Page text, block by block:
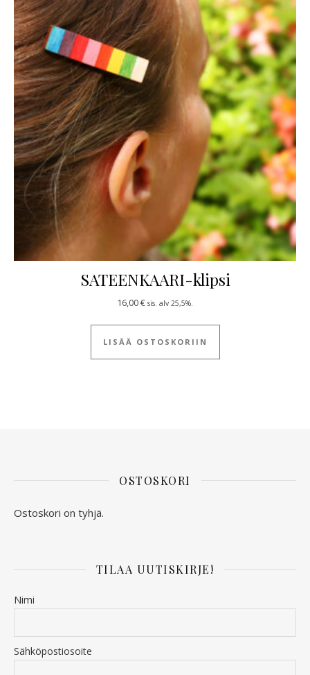
SATEENKAARI-klipsi
16,00€ sis. alv 25,5%.
LISÄÄ OSTOSKORIIN
OSTOSKORI
Ostoskori on tyhjä.
TILAA UUTISKIRJE!
Nimi
Sähköpostiosoite